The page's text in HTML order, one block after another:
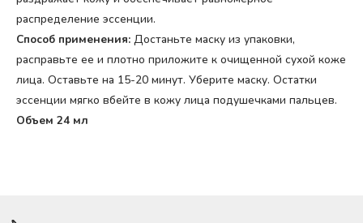
распределение эссенции.
Способ применения: Достаньте маску из упаковки,
расправьте ее и плотно приложите к очищенной сухой коже
лица. Оставьте на 15-20 минут. Уберите маску. Остатки
эссенции мягко вбейте в кожу лица подушечками пальцев.
Объем 24 мл